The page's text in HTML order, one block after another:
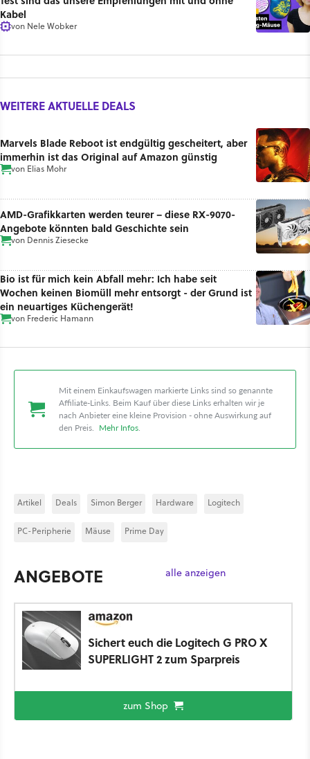
Kabel
von Nele Wobker
WEITERE AKTUELLE DEALS
Marvels Blade Reboot ist endgültig gescheitert, aber
immerhin ist das Original auf Amazon günstig
von Elias Mohr
AMD-Grafikkarten werden teurer – diese RX-9070-
Angebote könnten bald Geschichte sein
von Dennis Ziesecke
Bio ist für mich kein Abfall mehr: Ich habe seit
Wochen keinen Biomüll mehr entsorgt - der Grund ist
ein neuartiges Küchengerät!
von Frederic Hamann
Mit einem Einkaufswagen markierte Links sind so genannte
Affiliate-Links. Beim Kauf über diese Links erhalten wir je
nach Anbieter eine kleine Provision - ohne Auswirkung auf
den Preis. Mehr Infos.
Artikel Deals Simon Berger Hardware Logitech
PC-Peripherie Mäuse Prime Day
ANGEBOTE alle anzeigen
Sichert euch die Logitech G PRO X
SUPERLIGHT 2 zum Sparpreis
zum Shop